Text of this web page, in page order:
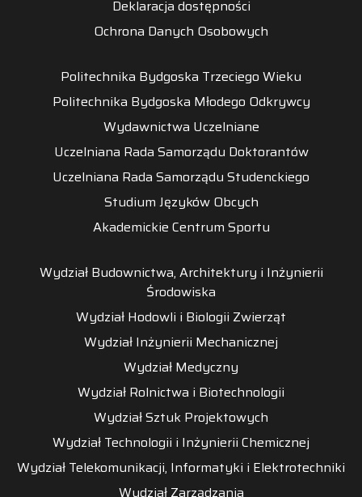
Deklaracja dostępności
Ochrona Danych Osobowych
Politechnika Bydgoska Trzeciego Wieku
Politechnika Bydgoska Młodego Odkrywcy
Wydawnictwa Uczelniane
Uczelniana Rada Samorządu Doktorantów
Uczelniana Rada Samorządu Studenckiego
Studium Języków Obcych
Akademickie Centrum Sportu
Wydział Budownictwa, Architektury i Inżynierii
Środowiska
Wydział Hodowli i Biologii Zwierząt
Wydział Inżynierii Mechanicznej
Wydział Medyczny
Wydział Rolnictwa i Biotechnologii
Wydział Sztuk Projektowych
Wydział Technologii i Inżynierii Chemicznej
Wydział Telekomunikacji, Informatyki i Elektrotechniki
Wydział Zarządzania